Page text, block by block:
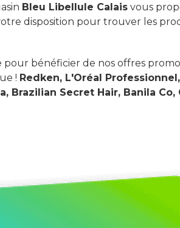
Bleu Libellule Calais vous
disposition pour trouver les
bénéficier de nos offres
! Redken, L'Oréal
Brazilian Secret Hair, Banila